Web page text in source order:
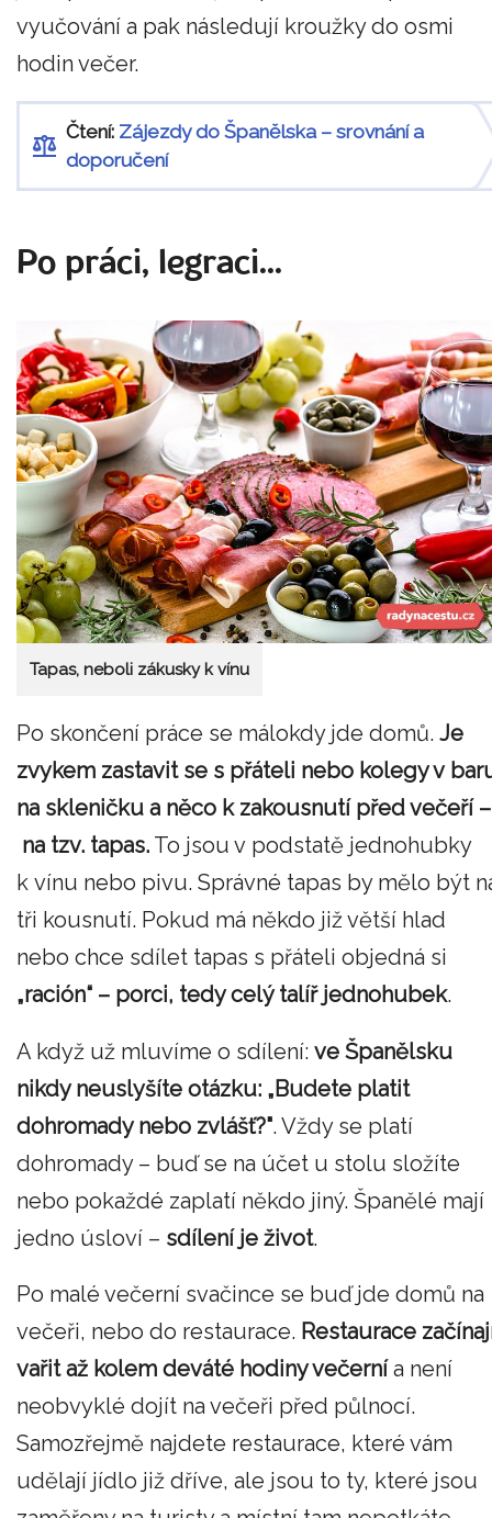
vyučování a pak následují kroužky do osmi
hodin večer.
Čtení: Zájezdy do Španělska – srovnání a
doporučení
Po práci, legraci...
Tapas, neboli zákusky k vínu
Po skončení práce se málokdy jde domů. Je
zvykem zastavit se s přáteli nebo kolegy v
na skleničku a něco k zakousnutí před večeří –
na tzv. tapas. To jsou v podstatě jednohubky
k vínu nebo pivu. Správné tapas by mělo být
tři kousnutí. Pokud má někdo již větší hlad
nebo chce sdílet tapas s přáteli objedná si
„ración“ – porci, tedy celý talíř jednohubek.
A když už mluvíme o sdílení: ve Španělsku
nikdy neuslyšíte otázku: „Budete platit
dohromady nebo zvlášť?". Vždy se platí
dohromady – buď se na účet u stolu složíte
nebo pokaždé zaplatí někdo jiný. Španělé mají
jedno úsloví – sdílení je život.
Po malé večerní svačince se buď jde domů na
večeři, nebo do restaurace. Restaurace
vařit až kolem deváté hodiny večerní a není
neobvyklé dojít na večeři před půlnocí.
Samozřejmě najdete restaurace, které vám
udělají jídlo již dříve, ale jsou to ty, které jsou